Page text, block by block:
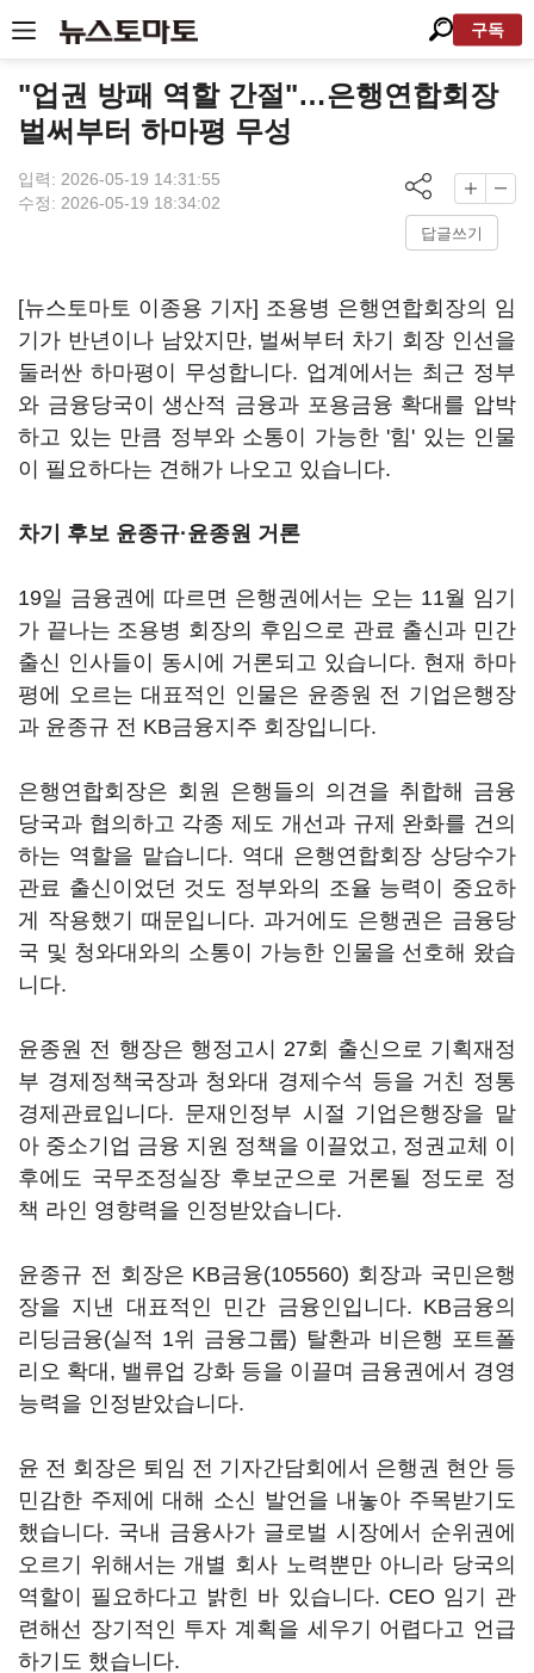
구독
"업권 방패 역할 간절"…은행연합회장
벌써부터 하마평 무성
입력: 2026-05-19 14:31:55
수정: 2026-05-19 18:34:02
답글쓰기
[뉴스토마토 이종용 기자] 조용병 은행연합회장의 임
기가 반년이나 남았지만, 벌써부터 차기 회장 인선을
둘러싼 하마평이 무성합니다. 업계에서는 최근 정부
와 금융당국이 생산적 금융과 포용금융 확대를 압박
하고 있는 만큼 정부와 소통이 가능한 '힘' 있는 인물
이 필요하다는 견해가 나오고 있습니다.
차기 후보 윤종규·윤종원 거론
19일 금융권에 따르면 은행권에서는 오는 11월 임기
가 끝나는 조용병 회장의 후임으로 관료 출신과 민간
출신 인사들이 동시에 거론되고 있습니다. 현재 하마
평에 오르는 대표적인 인물은 윤종원 전 기업은행장
과 윤종규 전 KB금융지주 회장입니다.
은행연합회장은 회원 은행들의 의견을 취합해 금융
당국과 협의하고 각종 제도 개선과 규제 완화를 건의
하는 역할을 맡습니다. 역대 은행연합회장 상당수가
관료 출신이었던 것도 정부와의 조율 능력이 중요하
게 작용했기 때문입니다. 과거에도 은행권은 금융당
국 및 청와대와의 소통이 가능한 인물을 선호해 왔습
니다.
윤종원 전 행장은 행정고시 27회 출신으로 기획재정
부 경제정책국장과 청와대 경제수석 등을 거친 정통
경제관료입니다. 문재인정부 시절 기업은행장을 맡
아 중소기업 금융 지원 정책을 이끌었고, 정권교체 이
후에도 국무조정실장 후보군으로 거론될 정도로 정
책 라인 영향력을 인정받았습니다.
윤종규 전 회장은 KB금융(105560) 회장과 국민은행
장을 지낸 대표적인 민간 금융인입니다. KB금융의
리딩금융(실적 1위 금융그룹) 탈환과 비은행 포트폴
리오 확대, 밸류업 강화 등을 이끌며 금융권에서 경영
능력을 인정받았습니다.
윤 전 회장은 퇴임 전 기자간담회에서 은행권 현안 등
민감한 주제에 대해 소신 발언을 내놓아 주목받기도
했습니다. 국내 금융사가 글로벌 시장에서 순위권에
오르기 위해서는 개별 회사 노력뿐만 아니라 당국의
역할이 필요하다고 밝힌 바 있습니다. CEO 임기 관
련해선 장기적인 투자 계획을 세우기 어렵다고 언급
하기도 했습니다.